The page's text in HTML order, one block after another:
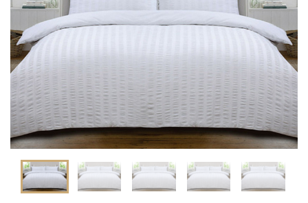
巾类
垫类
毯类
拖鞋
其它